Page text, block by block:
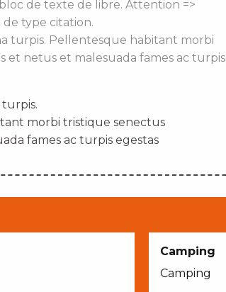
de texte de libre. Attention =>
type citation.
turpis. Pellentesque habitant morbi
et netus et malesuada fames ac turpis
morbi tristique senectus
fames ac turpis egestas
Camping
Camping